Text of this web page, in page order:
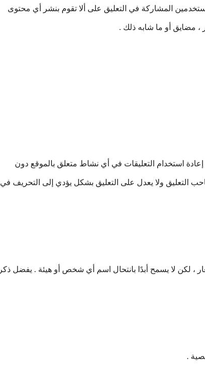
المشاركة في التعليق على ألا تقوم بنشر أي محتوى
مضايق أو ما شابه ذلك .
استخدام التعليقات في أي نشاط متعلق بالموقع دون
ولا يعدل على التعليق بشكل يؤدي إلى التحريف في
لكن لا يسمح أبدًا بانتحال اسم أي شخص أو هيئة . يفضل ذكر